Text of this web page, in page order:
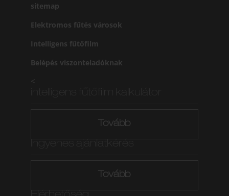
sitemap
Elektromos fűtés városok
Intelligens fűtőfilm
Belépés viszonteladóknak
<
Tovább
Tovább